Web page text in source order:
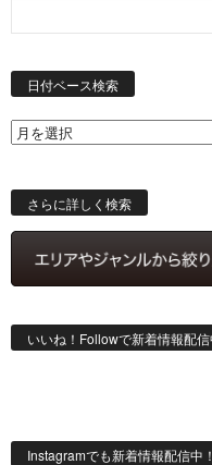
日付ベース検索
索
さらに詳しく検索
いいね！Followで新着情報配信
Instagramでも新着情報配信中！